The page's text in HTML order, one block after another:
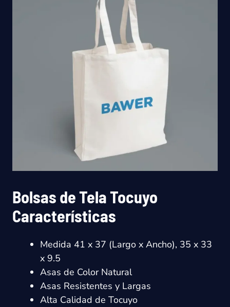
Bolsas de Tela Tocuyo
Características
Medida 41 x 37 (Largo x Ancho), 35 x 33
x 9.5
Asas de Color Natural
Asas Resistentes y Largas
Alta Calidad de Tocuyo